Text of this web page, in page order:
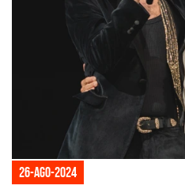
26-ago-2024